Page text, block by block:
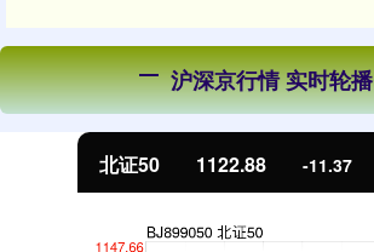
沪深京行情 实时轮播
北证50 1122.88 -11.37